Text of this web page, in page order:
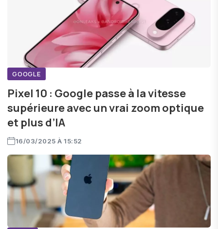
GOOGLE
Pixel 10 : Google passe à la vitesse
supérieure avec un vrai zoom optique
et plus d’IA
16/03/2025 À 15:52